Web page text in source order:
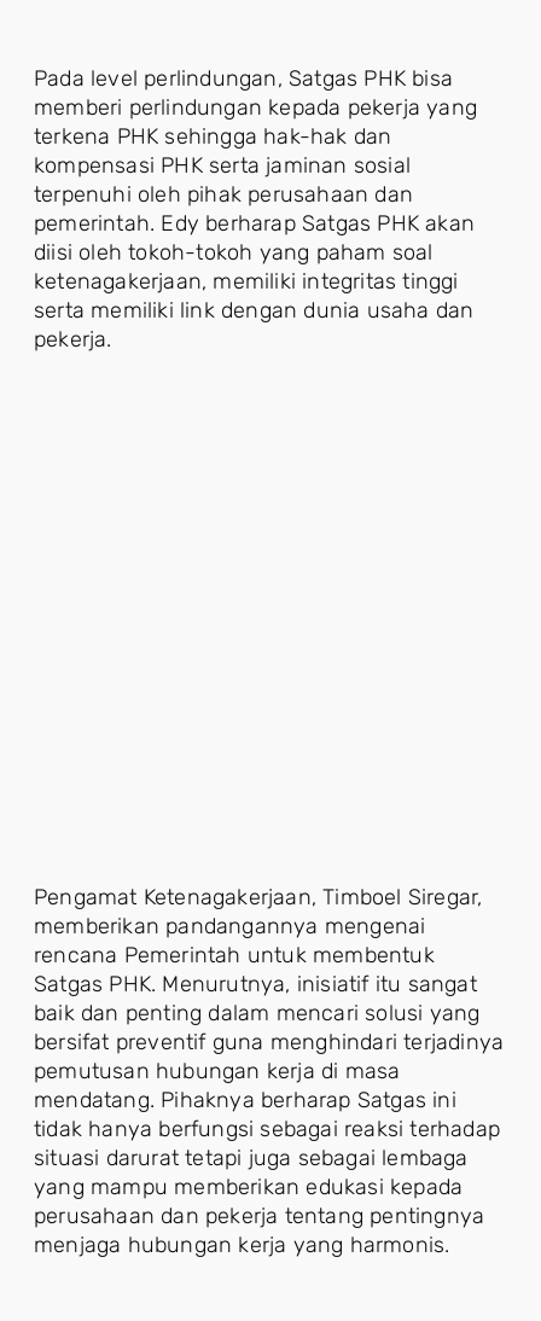
Pada level perlindungan, Satgas PHK bisa
memberi perlindungan kepada pekerja yang
terkena PHK sehingga hak-hak dan
kompensasi PHK serta jaminan sosial
terpenuhi oleh pihak perusahaan dan
pemerintah. Edy berharap Satgas PHK akan
diisi oleh tokoh-tokoh yang paham soal
ketenagakerjaan, memiliki integritas tinggi
serta memiliki link dengan dunia usaha dan
pekerja.
Pengamat Ketenagakerjaan, Timboel Siregar,
memberikan pandangannya mengenai
rencana Pemerintah untuk membentuk
Satgas PHK. Menurutnya, inisiatif itu sangat
baik dan penting dalam mencari solusi yang
bersifat preventif guna menghindari terjadinya
pemutusan hubungan kerja di masa
mendatang. Pihaknya berharap Satgas ini
tidak hanya berfungsi sebagai reaksi terhadap
situasi darurat tetapi juga sebagai lembaga
yang mampu memberikan edukasi kepada
perusahaan dan pekerja tentang pentingnya
menjaga hubungan kerja yang harmonis.